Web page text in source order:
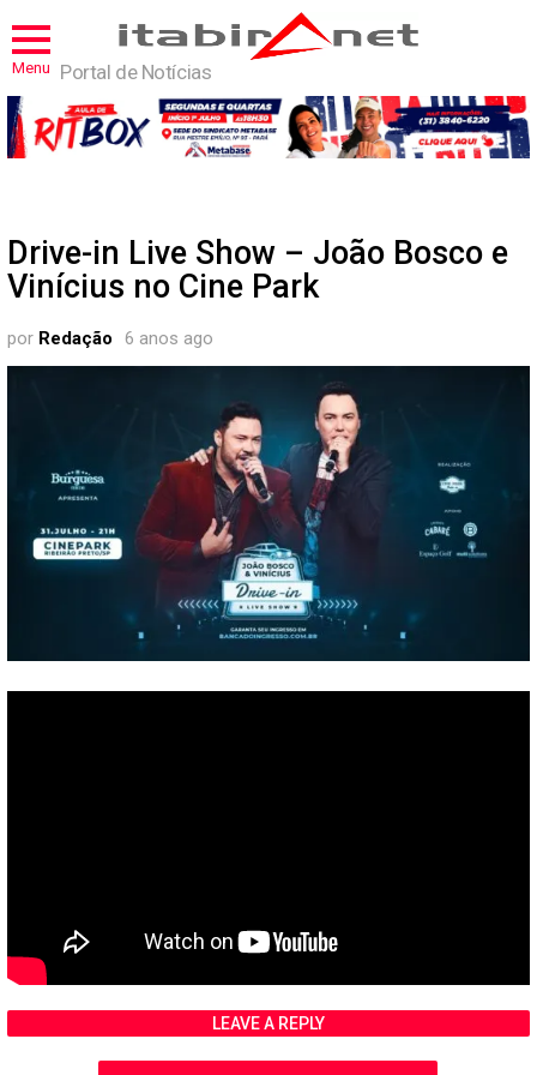
Menu Portal de Notícias
Drive-in Live Show – João Bosco e
Vinícius no Cine Park
por Redação 6 anos ago
LEAVE A REPLY